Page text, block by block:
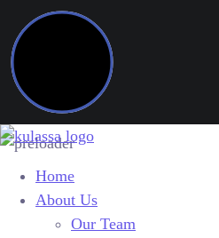
Home
About Us
Our Team